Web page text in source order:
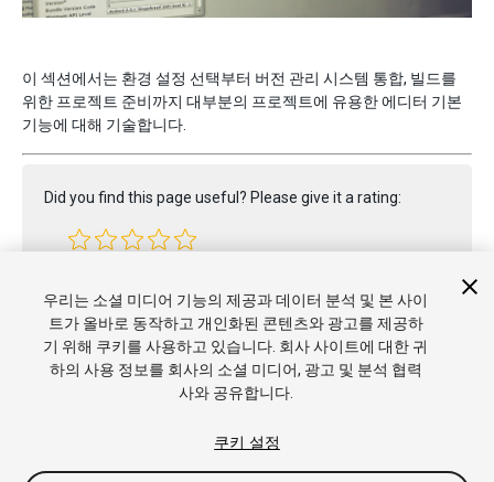
이 섹션에서는 환경 설정 선택부터 버전 관리 시스템 통합, 빌드를
위한 프로젝트 준비까지 대부분의 프로젝트에 유용한 에디터 기본
기능에 대해 기술합니다.
Did you find this page useful? Please give it a rating:
우리는 소셜 미디어 기능의 제공과 데이터 분석 및 본 사이
트가 올바로 동작하고 개인화된 콘텐츠와 광고를 제공하
기 위해 쿠키를 사용하고 있습니다. 회사 사이트에 대한 귀
하의 사용 정보를 회사의 소셜 미디어, 광고 및 분석 협력
사와 공유합니다.
쿠키 설정